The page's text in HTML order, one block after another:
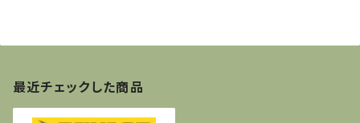
最近チェックした商品